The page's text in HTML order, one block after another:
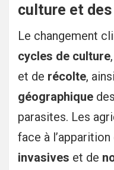
culture et
Le changement
cycles de culture
et de récolte,
géographique
parasites. Les
face à
invasives et de